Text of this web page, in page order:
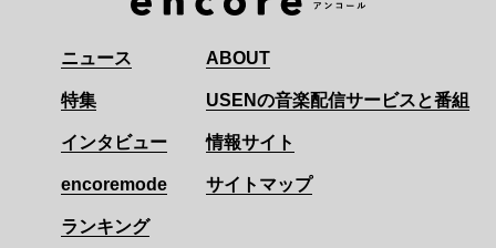
ニュース
特集
インタビュー
encoremode
ランキング
ABOUT
USENの音楽配信サービスと番組
情報サイト
サイトマップ